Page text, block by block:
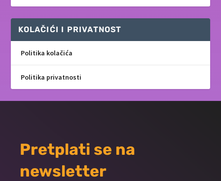
KOLAČIĆI I PRIVATNOST
Politika kolačića
Politika privatnosti
Pretplati se na
newsletter